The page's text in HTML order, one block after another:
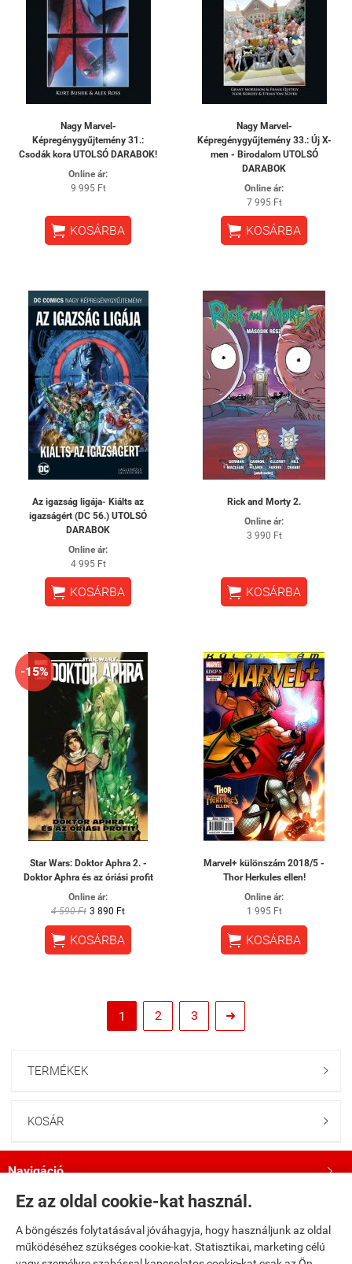
Ez az oldal cookie-kat használ.
A böngészés folytatásával jóváhagyja, hogy használjunk az oldal
működéséhez szükséges cookie-kat. Statisztikai, marketing célú
Nagy Marvel-
Képregénygyűjtemény 31.:
Csodák kora UTOLSÓ DARABOK!
Online ár:
9 995 Ft
 KOSÁRBA
Nagy Marvel-
Képregénygyűjtemény 33.: Új X-
men - Birodalom UTOLSÓ
DARABOK
Online ár:
7 995 Ft
 KOSÁRBA
Az igazság ligája- Kiálts az
igazságért (DC 56.) UTOLSÓ
DARABOK
Online ár:
4 995 Ft
 KOSÁRBA
Rick and Morty 2.
Online ár:
3 990 Ft
 KOSÁRBA
-15%
Star Wars: Doktor Aphra 2. -
Doktor Aphra és az óriási profit
Online ár:
4 590 Ft 3 890 Ft
 KOSÁRBA
Marvel+ különszám 2018/5 -
Thor Herkules ellen!
Online ár:
1 995 Ft
 KOSÁRBA
1 2 3 
TERMÉKEK 
KOSÁR 
Navigáció 
Saját fiók
Bemutatkozás